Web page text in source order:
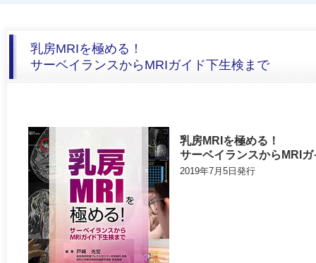
乳房MRIを極める！
サーベイランスからMRIガイド下生検まで
乳房MRIを極める！
サーベイランスからMRI
2019年7月5日発行